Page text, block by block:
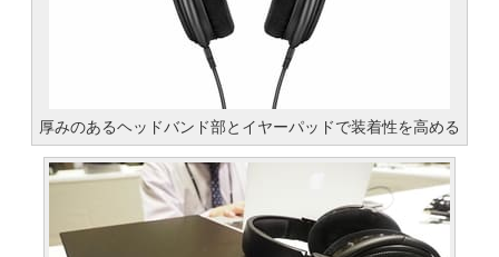
厚みのあるヘッドバンド部とイヤーパッドで装着性を高める